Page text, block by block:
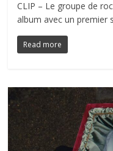
CLIP – Le groupe de
album avec un premier
Read more